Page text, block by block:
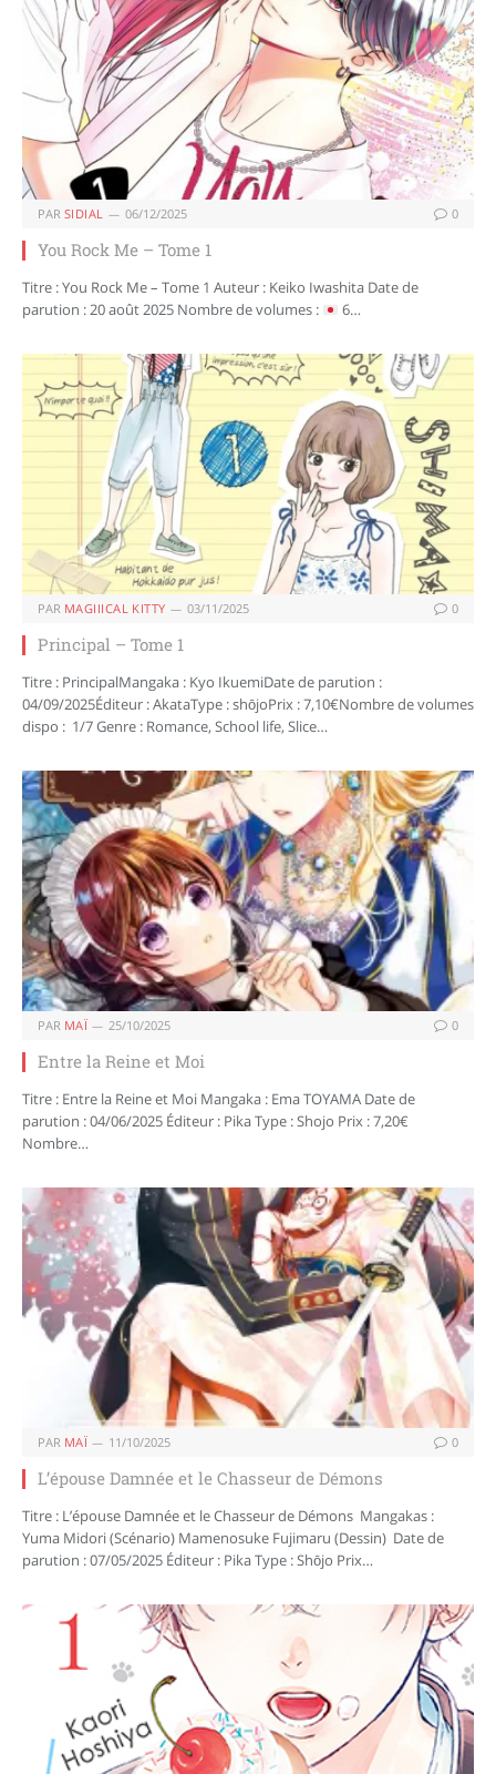
PAR SIDIAL 06/12/2025 0
You Rock Me – Tome 1
Titre : You Rock Me – Tome 1 Auteur : Keiko Iwashita Date de
parution : 20 août 2025 Nombre de volumes :
6…
PAR MAGIIICAL KITTY 03/11/2025 0
Principal – Tome 1
Titre : PrincipalMangaka : Kyo IkuemiDate de parution :
04/09/2025Éditeur : AkataType : shōjoPrix : 7,10€Nombre de volumes
dispo : 1/7 Genre : Romance, School life, Slice…
PAR MAÏ 25/10/2025 0
Entre la Reine et Moi
Titre : Entre la Reine et Moi Mangaka : Ema TOYAMA Date de
parution : 04/06/2025 Éditeur : Pika Type : Shojo Prix : 7,20€
Nombre…
PAR MAÏ 11/10/2025 0
L’épouse Damnée et le Chasseur de Démons
Titre : L’épouse Damnée et le Chasseur de Démons Mangakas :
Yuma Midori (Scénario) Mamenosuke Fujimaru (Dessin) Date de
parution : 07/05/2025 Éditeur : Pika Type : Shōjo Prix…